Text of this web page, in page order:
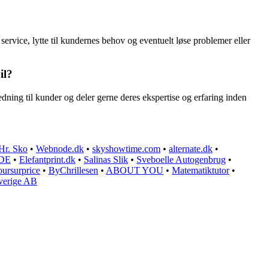
lytte til kundernes behov og eventuelt løse problemer eller
til kunder og deler gerne deres ekspertise og erfaring inden
Sko • Webnode.dk • skyshowtime.com • alternate.dk •
• Elefantprint.dk • Salinas Slik • Sveboelle Autogenbrug •
• ByChrillesen • ABOUT YOU • Matematiktutor•
AB